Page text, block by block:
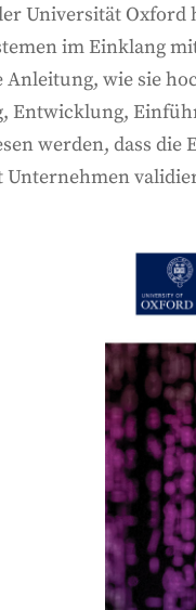
Universität Oxford
im Einklang
wie sie
Entwicklung,
werden, dass
Unternehmen